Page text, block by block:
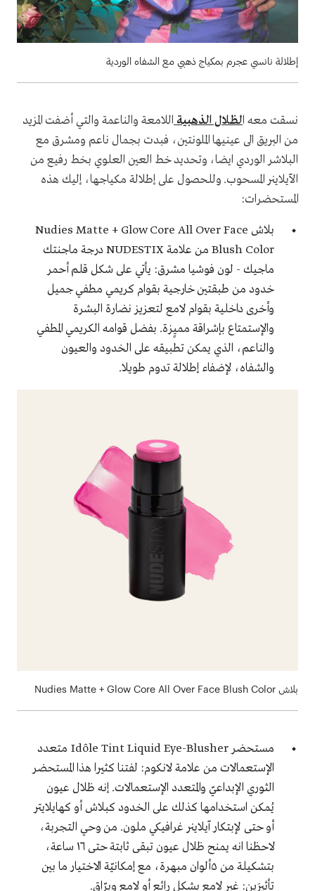
إطلالة نانسي عجرم بمكياج ذهبي مع الشفاه الوردية
نسقت معه الظلال الذهبية اللامعة والناعمة والتي أضفت المزيد
من البريق الى عينيها الملونتين، فبدت بجمال ناعم ومشرق مع
البلاشر الوردي ايضا، وتحديد خط العين العلوي بخط رفيع من
الآيلاينر المسحوب. وللحصول على إطلالة مكياجها، إليك هذه
المستحضرات:
بلاش Nudies Matte + Glow Core All Over Face
Blush Color من علامة NUDESTIX درجة ماجنتك
ماجيك - لون فوشيا مشرق: يأتي على شكل قلم أحمر
خدود من طبقتين خارجية بقوام كريمي مطفي جميل
وأخرى داخلية بقوام لامع لتعزيز نضارة البشرة
والإستمتاع بإشراقة مميٍزة. بفضل قوامه الكريمي المطفي
والناعم، الذي يمكن تطبيقه على الخدود والعيون
والشفاه، لإضفاء إطلالة تدوم طويلا.
بلاش Nudies Matte + Glow Core All Over Face Blush Color
مستحضر Idôle Tint Liquid Eye-Blusher متعدد
الإستعمالات من علامة لانكوم: لفتنا كثيرا هذا المستحضر
الثوري الإبداعيّ والمتعدد الإستعمالات. إنه ظلال عيون
يُمكن استخدامها كذلك على الخدود كبلاش أو كهايلايتر
أو حتى لإبتكار آيلاينر غرافيكي ملون. من وحي التجربة،
لاحظنا انه يمنح ظلال عيون تبقى ثابتة حتى ١٦ ساعة،
بتشكيلة من ٥ألوان مبهرة، مع إمكانيّة الاختيار ما بين
تأثيرَين: غير لامع بشكل رائع أو لامع وبرّاق.